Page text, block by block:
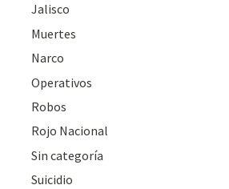
Jalisco
Muertes
Narco
Operativos
Robos
Rojo Nacional
Sin categoría
Suicidio